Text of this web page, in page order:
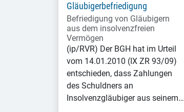
Gläubigerbefriedigung
Befriedigung von Gläubigern
aus dem insolvenzfreien
Vermögen
(ip/RVR) Der BGH hat im Urteil
vom 14.01.2010 (IX ZR 93/09)
entschieden, dass Zahlungen
des Schuldners an
Insolvenzgläubiger aus seinem…